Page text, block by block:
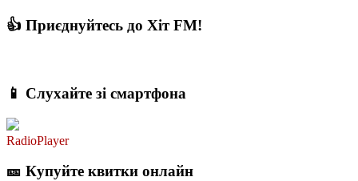
👍 Приєднуйтесь до Хіт FM!
📱 Слухайте зі смартфона
RadioPlayer
🎫 Купуйте квитки онлайн